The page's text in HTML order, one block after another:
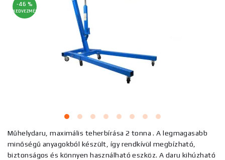
-46 %
KEDVEZMÉNY
Műhelydaru, maximális teherbírása 2 tonna . A legmagasabb
minőségű anyagokból készült, így rendkívül megbízható,
biztonságos és könnyen használható eszköz. A daru kihúzható